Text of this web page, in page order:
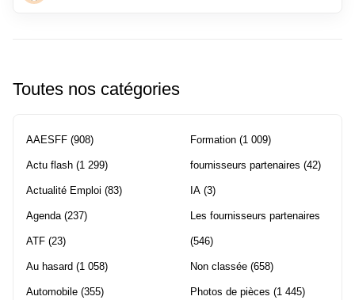
Toutes nos catégories
AAESFF (908)
Actu flash (1 299)
Actualité Emploi (83)
Agenda (237)
ATF (23)
Au hasard (1 058)
Automobile (355)
Formation (1 009)
fournisseurs partenaires (42)
IA (3)
Les fournisseurs partenaires
(546)
Non classée (658)
Photos de pièces (1 445)